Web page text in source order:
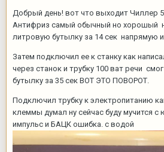
Добрый день! вот что выходит Чиллер
Антифриз самый обычный но хорошый
литровую бутылку за 14 сек напрямую
Затем подключил ее к станку как
через станок и трубку 100 ват речи
бутылку за 35 сек ВОТ ЭТО ПОВОРОТ.
Подключил трубку к электропитанию
клеммы думал ну сейчас буду мучится с
импульс и БАЦК ошибка. с водой